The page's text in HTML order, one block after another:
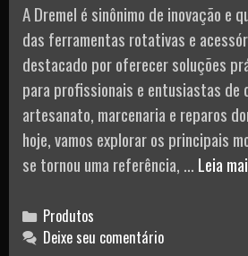
A Dremel é sinônimo de inovação e
das ferramentas rotativas e
destacado por oferecer soluções
para profissionais e entusiastas de
artesanato, marcenaria e reparos
hoje, vamos explorar os principais
se tornou uma referência, … Leia
Categories
Produtos
Deixe seu comentário